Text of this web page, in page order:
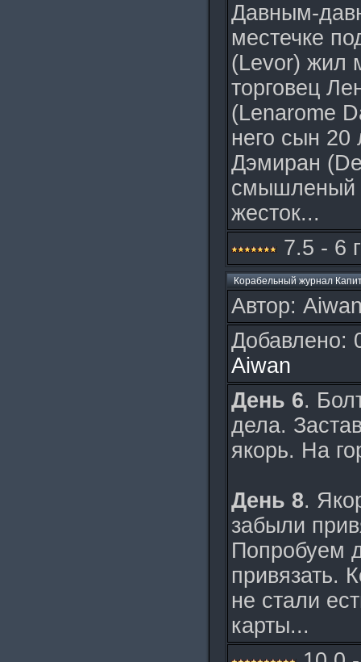
Давным-
местечке
(Levor) жил
торговец
(Lenarome
него сын 20
Дэмиран
смышленый
жесток...
7.5 - 6
Корабельный журнал
Автор:
Добавлено:
Aiwan
День 6.
дела.
якорь. На
День 8.
забыли
Попробуем
привязать.
не стали
карты...